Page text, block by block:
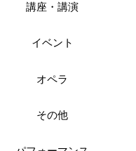
講座・講演
イベント
オペラ
その他